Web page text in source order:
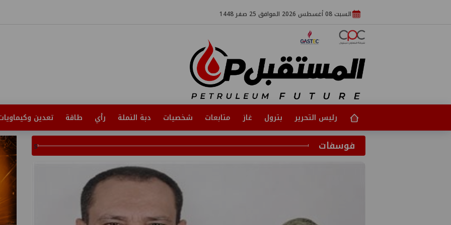
السبت 08 أغسطس 2026 الموافق 25 صفر 1448
رئيس التحرير بترول غاز متابعات شخصيات دبة النملة رأي طاقة تعدين
فوسفات s